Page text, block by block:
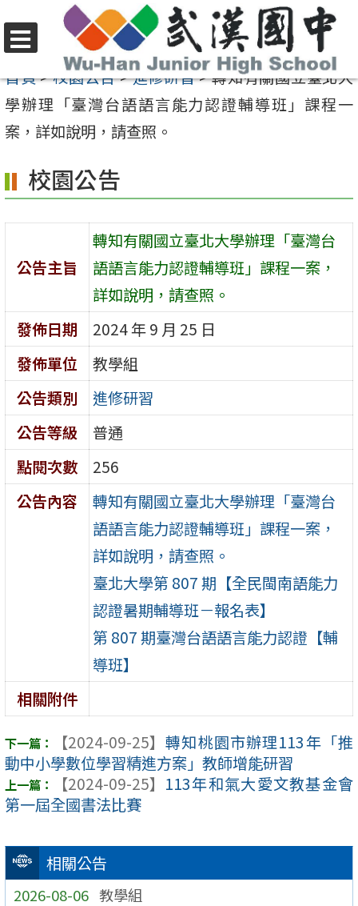
至
要
內
區
選
單
首頁>校園公告>進修研習>轉知有關國立臺北大
學辦理「臺灣台語語言能力認證輔導班」課程一
案，詳如說明，請查照。
相關公告
2026-08-06 教學組
校園公告
公告主旨
轉知有關國立臺北大學辦理「臺灣台
語語言能力認證輔導班」課程一案，
詳如說明，請查照。
發佈日期
2024 年 9 月 25 日
發佈單位
教學組
公告類別
進修研習
公告等級
普通
點閱次數
256
公告內容
轉知有關國立臺北大學辦理「臺灣台
語語言能力認證輔導班」課程一案，
詳如說明，請查照。
臺北大學第 807 期【全民閩南語能力
認證暑期輔導班－報名表】
第 807 期臺灣台語語言能力認證【輔
導班】
相關附件
【2024-09-25】 轉知桃園市辦理113年「推
動中小學數位學習精進方案」教師增能研習
【2024-09-25】 113年和氣大愛文教基金會
第一屆全國書法比賽